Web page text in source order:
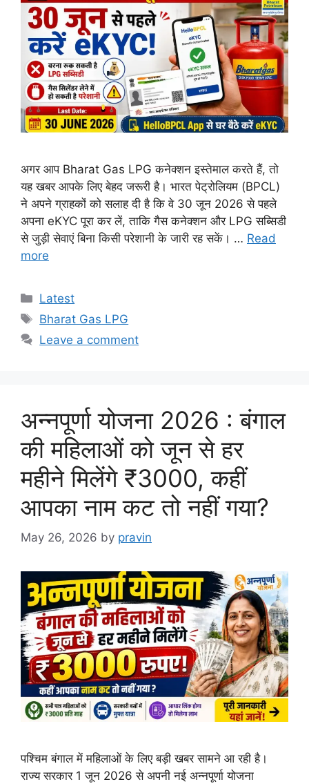
अगर आप Bharat Gas LPG कनेक्शन इस्तेमाल करते हैं, तो
यह खबर आपके लिए बेहद जरूरी है। भारत पेट्रोलियम (BPCL)
ने अपने ग्राहकों को सलाह दी है कि वे 30 जून 2026 से पहले
अपना eKYC पूरा कर लें, ताकि गैस कनेक्शन और LPG सब्सिडी
से जुड़ी सेवाएं बिना किसी परेशानी के जारी रह सकें। … Read
more
Categories
Latest
Tags
Bharat Gas LPG
Leave a comment
अन्नपूर्णा योजना 2026 : बंगाल
की महिलाओं को जून से हर
महीने मिलेंगे ₹3000, कहीं
आपका नाम कट तो नहीं गया?
May 26, 2026 by pravin
पश्चिम बंगाल में महिलाओं के लिए बड़ी खबर सामने आ रही है।
राज्य सरकार 1 जून 2026 से अपनी नई अन्नपूर्णा योजना